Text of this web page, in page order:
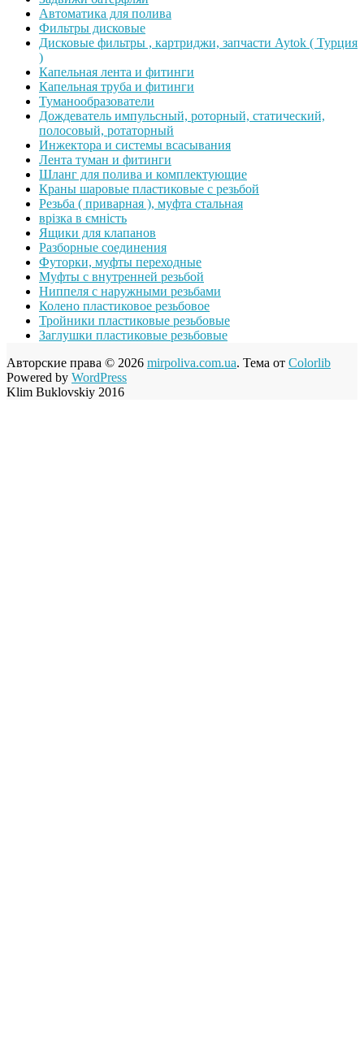
Автоматика для полива
Фильтры дисковые
Дисковые фильтры , картриджи, запчасти Aytok ( Турция
)
Капельная лента и фитинги
Капельная труба и фитинги
Туманообразователи
Дождеватель импульсный, роторный, статический,
полосовый, ротаторный
Инжектора и системы всасывания
Лента туман и фитинги
Шланг для полива и комплектующие
Краны шаровые пластиковые с резьбой
Резьба ( приварная ), муфта стальная
врізка в ємність
Ящики для клапанов
Разборные соединения
Футорки, муфты переходные
Муфты с внутренней резьбой
Ниппеля с наружными резьбами
Колено пластиковое резьбовое
Тройники пластиковые резьбовые
Заглушки пластиковые резьбовые
Авторские права © 2026 mirpoliva.com.ua. Тема от Colorlib
Powered by WordPress
Klim Buklovskiy 2016